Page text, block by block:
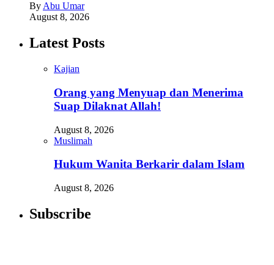
ByAbu Umar
August 8, 2026
Latest Posts
Kajian
Orang yang Menyuap dan Menerima
Suap Dilaknat Allah!
August 8, 2026
Muslimah
Hukum Wanita Berkarir dalam Islam
August 8, 2026
Subscribe